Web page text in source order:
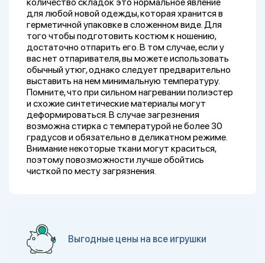
для любой новой одежды, которая хранится в
герметичной упаковке в сложенном виде. Для
того чтобы подготовить костюм к ношению,
достаточно отпарить его. В том случае, если у
вас нет отпаривателя, вы можете использовать
обычный утюг, однако следует предварительно
выставить на нем минимальную температуру.
Помните, что при сильном нагревании полиэстер
и схожие синтетические материалы могут
деформироваться. В случае загрезнения
возможна стирка с температурой не более 30
градусов и обязательно в деликатном режиме.
Внимание некоторые ткани могут краситься,
поэтому повозможности лучше обойтись
чисткой по месту загрязнения.
Выгодные цены на все игрушки